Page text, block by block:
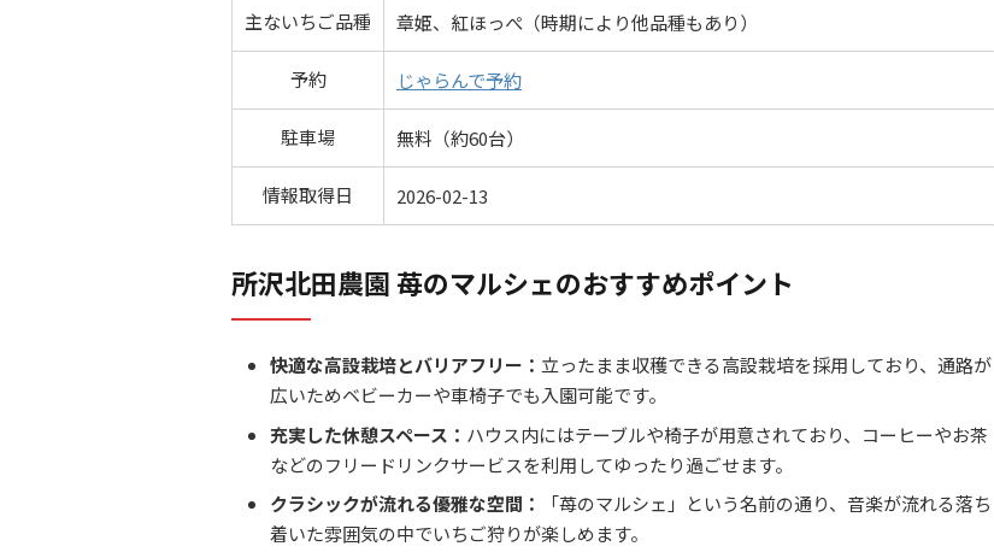
主ないちご品種 章姫、紅ほっぺ（時期により他品種もあり）
予約 じゃらんで予約
駐車場 無料（約60台）
情報取得日 2026-02-13
所沢北田農園 苺のマルシェのおすすめポイント
快適な高設栽培とバリアフリー： 立ったまま収穫できる高設栽培を採用しており、通路が
広いためベビーカーや車椅子でも入園可能です。
充実した休憩スペース： ハウス内にはテーブルや椅子が用意されており、コーヒーやお茶
などのフリードリンクサービスを利用してゆったり過ごせます。
クラシックが流れる優雅な空間：
「苺のマルシェ」という名前の通り、音楽が流れる落ち
着いた雰囲気の中でいちご狩りが楽しめます。